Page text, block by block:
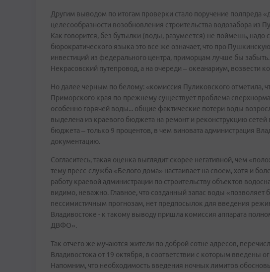
Другим выводом по итогам проверки стало поручение полпреда
целесообразности возобновления строительства водозабора
Как говорится, без бутылки (воды, разумеется) не поймешь, надо
бюрократического языка это все же означает, что про
инвестиций из федерального центра, приморцам лучше бы
Некрасовский путепровод, а на очереди – океанариум, возвести
Но далее черным по белому: «комиссия Пуликовского отметила,
Приморского края по-прежнему существует проблема
особенно горячей воды... общие фактические потери воды
выделена из краевого бюджета на ремонт и реконструкцию сетей
бюджета – только 9 процентов, в чем виновата администрация
документацию.
Согласитесь, такая оценка выглядит скорее негативной, чем
тему пресс-служба «Белого дома» настаивает на своем, хотя и
работу краевой администрации по строительству объектов
видимо, неважно. Главное, что созданный запас воды
пессимистичным прогнозам, нет предпосылок для введения
Владивостоке - к такому выводу пришла комиссия аппарата
ДВФО».
Так отчего же мучаются жители по доброй сотне адресов,
Владивостока от 19 октября, в соответствии с которым введены
Напомним, что необходимость введения ночных лимитов